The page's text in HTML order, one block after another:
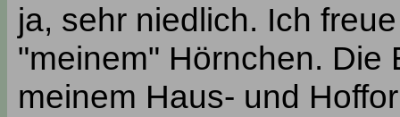
ja, sehr niedlich. Ich
"meinem" Hörnchen. Die
meinem Haus- und